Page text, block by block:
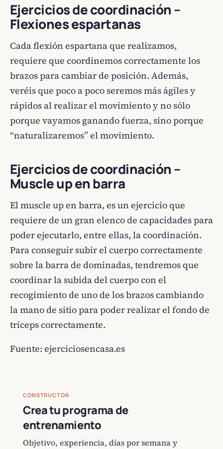
Ejercicios de coordinación –
Flexiones espartanas
Cada flexión espartana que realizamos,
requiere que coordinemos correctamente los
brazos para cambiar de posición. Además,
veréis que poco a poco seremos más ágiles y
rápidos al realizar el movimiento y no sólo
porque vayamos ganando fuerza, sino porque
“naturalizaremos” el movimiento.
Ejercicios de coordinación –
Muscle up en barra
El muscle up en barra, es un ejercicio que
requiere de un gran elenco de capacidades para
poder ejecutarlo, entre ellas, la coordinación.
Para conseguir subir el cuerpo correctamente
sobre la barra de dominadas, tendremos que
coordinar la subida del cuerpo con el
recogimiento de uno de los brazos cambiando
la mano de sitio para poder realizar el fondo de
tríceps correctamente.
Fuente: ejerciciosencasa.es
CONSTRUCTOR
Crea tu programa de
entrenamiento
Objetivo, experiencia, días por semana y